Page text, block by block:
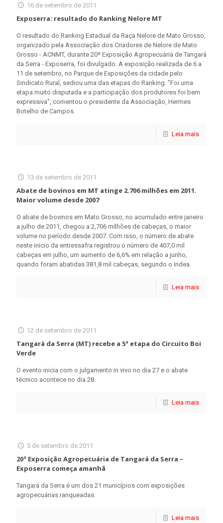
16 de setembro de 2011
Exposerra: resultado do Ranking Nelore MT
O resultado do Ranking Estadual da Raça Nelore de Mato Grosso,
organizado pela Associação dos Criadores de Nelore de Mato
Grosso - ACNMT, durante 20ª Exposição Agropecuária de Tangará
da Serra - Exposerra, foi divulgado. A exposição realizada de 6 a
11 de setembro, no Parque de Exposições da cidade pelo
Sindicato Rural, sediou uma das etapas do Ranking. "Foi uma
etapa muito disputada e a participação dos produtores foi bem
expressiva", comentou o presidente da Associação, Hermes
Botelho de Campos.
Leia mais
13 de setembro de 2011
Abate de bovinos em MT atinge 2.706 milhões em 2011.
Maior volume desde 2007
O abate de bovinos em Mato Grosso, no acumulado entre janeiro
a julho de 2011, chegou a 2,706 milhões de cabeças, o maior
volume no período desde 2007. Com isso, o número de abate
neste início da entressafra registrou o número de 407,0 mil
cabeças em julho, um aumento de 6,6% em relação a junho,
quando foram abatidas 381,8 mil cabeças, segundo o Indea.
Leia mais
12 de setembro de 2011
Tangará da Serra (MT) recebe a 5ª etapa do Circuito Boi
Verde
O evento inicia com o julgamento in vivo no dia 27 e o abate
técnico acontece no dia 28.
Leia mais
5 de setembro de 2011
20ª Exposição Agropecuária de Tangará da Serra –
Exposerra começa amanhã
Tangará da Serra é um dos 21 municípios com exposições
agropecuárias ranqueadas.
Leia mais